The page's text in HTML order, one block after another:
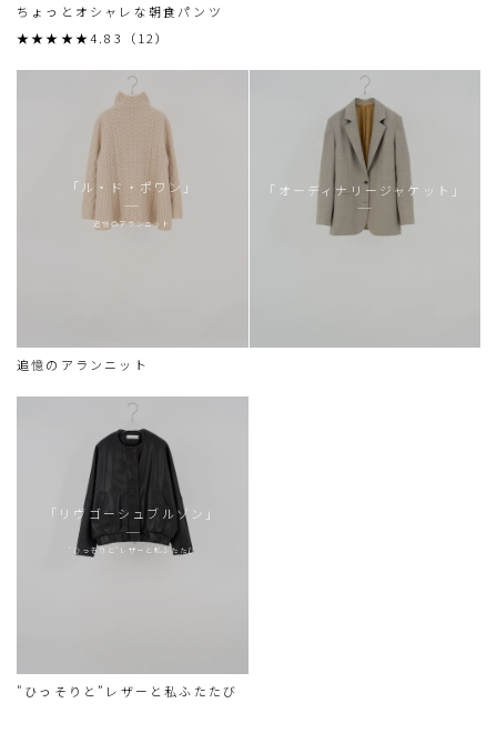
ちょっとオシャレな朝食パンツ
★★★★★4.83（12）
「ル・ド・ポワン」
追憶のアランニット
追憶のアランニット
「オーディナリージャケット」
「リヴゴーシュブルゾン」
"ひっそりと”レザーと私ふたたび
"ひっそりと”レザーと私ふたたび